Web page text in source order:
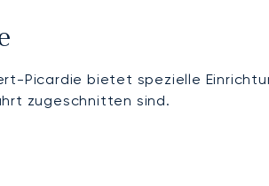
Picardie bietet spezielle
zugeschnitten sind.